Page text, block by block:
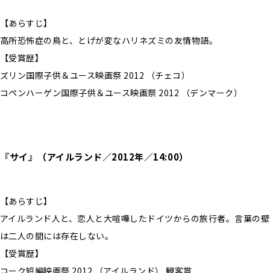
【あらすじ】
高所恐怖症の鳥と、とげが変なハリネズミの友情物語。
【受賞歴】
ズリン国際子供＆ユース映画祭 2012 （チェコ）
コペンハーゲン国際子供＆ユース映画祭 2012 （デンマーク）
『サイ』（アイルランド／2012年／14:00）
【あらすじ】
アイルランド人と、恋人と大喧嘩したドイツからの旅行者。言葉の壁
は二人の間には存在しない。
【受賞歴】